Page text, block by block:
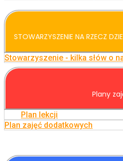
STOWARZYSZENIE NA RZECZ
Stowarzyszenie - kilka słów o
Plany
Plan lekcji
Plan zajęć dodatkowych